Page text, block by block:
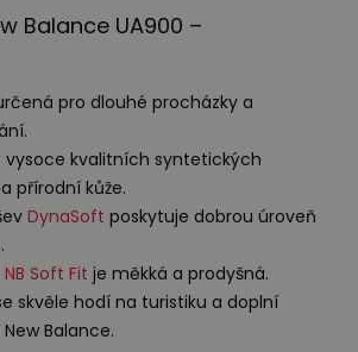
Balance UA900 –
pro dlouhé procházky a
vysoce kvalitních syntetických
přírodní kůže.
DynaSoft poskytuje dobrou úroveň
NB Soft Fit je měkká a prodyšná.
skvěle hodí na turistiku a doplní
Balance.